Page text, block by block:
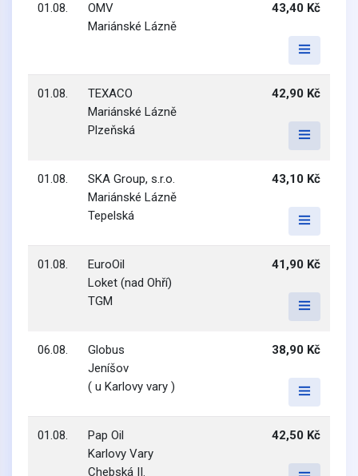
01.08.
OMV
Mariánské Lázně
43,40 Kč
01.08.
TEXACO
Mariánské Lázně
Plzeňská
42,90 Kč
01.08.
SKA Group, s.r.o.
Mariánské Lázně
Tepelská
43,10 Kč
01.08.
EuroOil
Loket (nad Ohří)
TGM
41,90 Kč
06.08.
Globus
Jeníšov
( u Karlovy vary )
38,90 Kč
01.08.
Pap Oil
Karlovy Vary
Chebská II.
42,50 Kč